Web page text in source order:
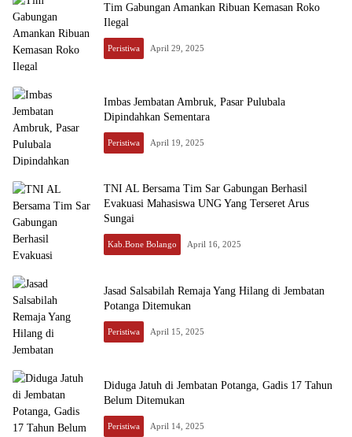
Tim Gabungan Amankan Ribuan Kemasan Roko
Ilegal
Peristiwa April 29, 2025
Imbas Jembatan Ambruk, Pasar Pulubala
Dipindahkan Sementara
Peristiwa April 19, 2025
TNI AL Bersama Tim Sar Gabungan Berhasil
Evakuasi Mahasiswa UNG Yang Terseret Arus
Sungai
Kab.Bone Bolango April 16, 2025
Jasad Salsabilah Remaja Yang Hilang di Jembatan
Potanga Ditemukan
Peristiwa April 15, 2025
Diduga Jatuh di Jembatan Potanga, Gadis 17 Tahun
Belum Ditemukan
Peristiwa April 14, 2025